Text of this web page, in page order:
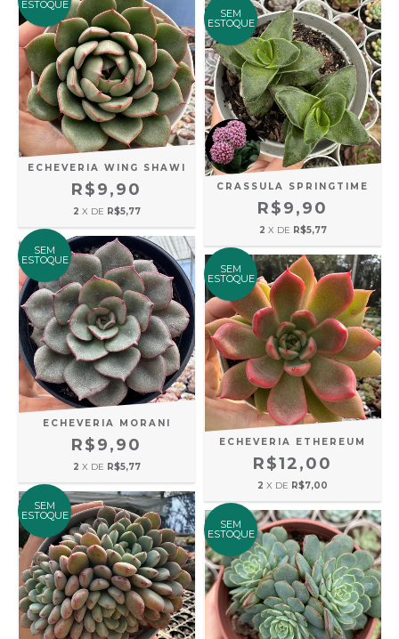
ESTOQUE
ECHEVERIA WING SHAWI
R$9,90
2 X DE R$5,77
SEM
ESTOQUE
CRASSULA SPRINGTIME
R$9,90
2 X DE R$5,77
SEM
ESTOQUE
ECHEVERIA MORANI
R$9,90
2 X DE R$5,77
SEM
ESTOQUE
ECHEVERIA ETHEREUM
R$12,00
2 X DE R$7,00
SEM
ESTOQUE
SEM
ESTOQUE